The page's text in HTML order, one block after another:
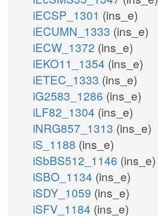
iECSP_1301 (ins_e)
iECUMN_1333 (ins_e)
iECW_1372 (ins_e)
iEKO11_1354 (ins_e)
iETEC_1333 (ins_e)
iG2583_1286 (ins_e)
iLF82_1304 (ins_e)
iNRG857_1313 (ins_e)
iS_1188 (ins_e)
iSbBS512_1146 (ins_e)
iSBO_1134 (ins_e)
iSDY_1059 (ins_e)
iSFV_1184 (ins_e)